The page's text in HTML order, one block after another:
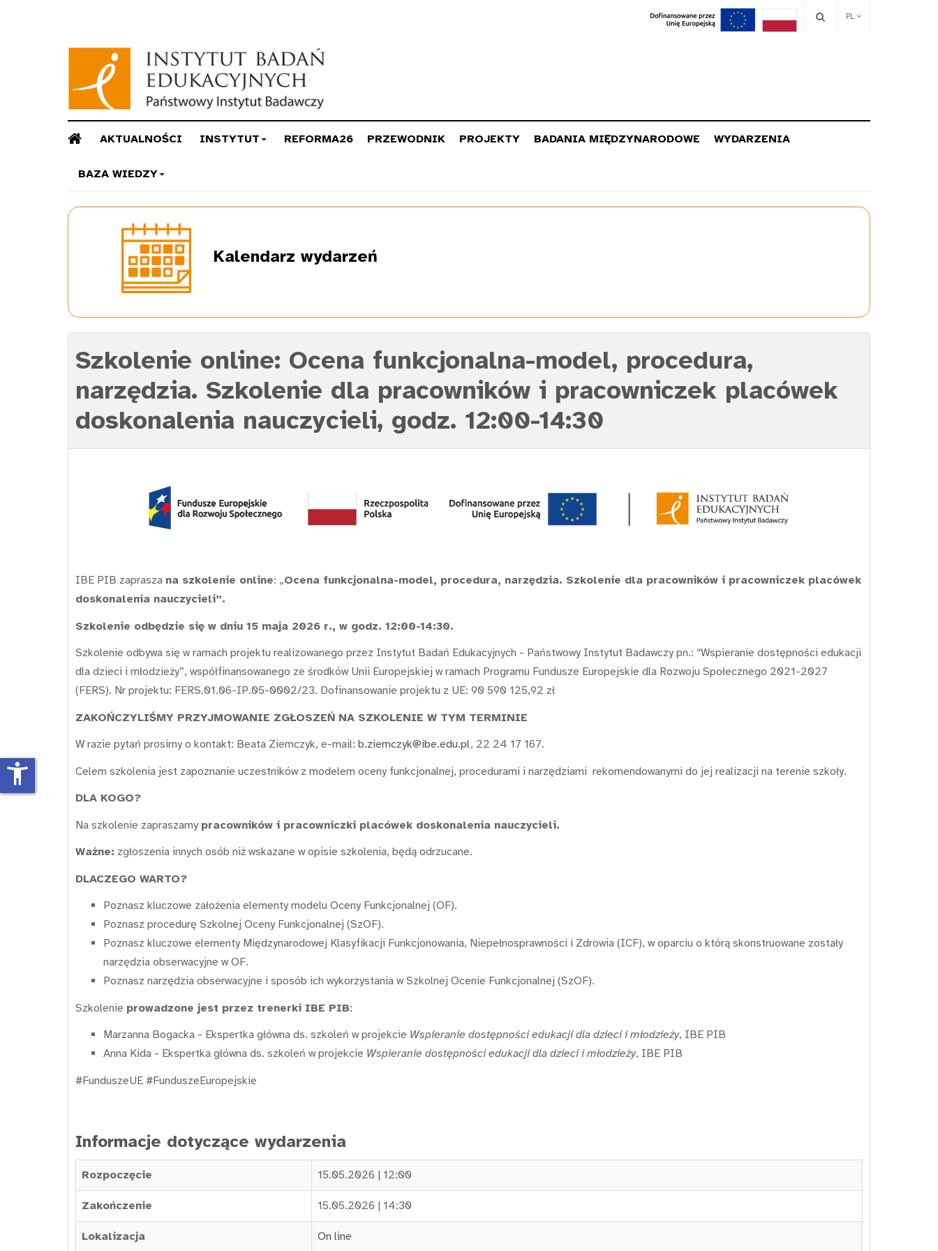
PL
AKTUALNOŚCI INSTYTUT REFORMA26 PRZEWODNIK PROJEKTY BADANIA MIĘDZYNARODOWE WYDARZENIA
BAZA WIEDZY
Kalendarz wydarzeń
Szkolenie online: Ocena funkcjonalna-model, procedura,
narzędzia. Szkolenie dla pracowników i pracowniczek placówek
doskonalenia nauczycieli, godz. 12:00-14:30
IBE PIB zaprasza na szkolenie online: „Ocena funkcjonalna-model, procedura, narzędzia. Szkolenie dla pracowników i pracowniczek placówek
doskonalenia nauczycieli”.
Szkolenie odbędzie się w dniu 15 maja 2026 r., w godz. 12:00-14:30.
Szkolenie odbywa się w ramach projektu realizowanego przez Instytut Badań Edukacyjnych - Państwowy Instytut Badawczy pn.: “Wspieranie dostępności edukacji
dla dzieci i młodzieży”, współfinansowanego ze środków Unii Europejskiej w ramach Programu Fundusze Europejskie dla Rozwoju Społecznego 2021-2027
(FERS). Nr projektu: FERS.01.06-IP.05-0002/23. Dofinansowanie projektu z UE: 90 590 125,92 zł
ZAKOŃCZYLIŚMY PRZYJMOWANIE ZGŁOSZEŃ NA SZKOLENIE W TYM TERMINIE
W razie pytań prosimy o kontakt: Beata Ziemczyk, e-mail: b.ziemczyk@ibe.edu.pl, 22 24 17 167.
Celem szkolenia jest zapoznanie uczestników z modelem oceny funkcjonalnej, procedurami i narzędziami rekomendowanymi do jej realizacji na terenie szkoły.
DLA KOGO?
Na szkolenie zapraszamy pracowników i pracowniczki placówek doskonalenia nauczycieli.
Ważne: zgłoszenia innych osób niż wskazane w opisie szkolenia, będą odrzucane.
DLACZEGO WARTO?
Poznasz kluczowe założenia elementy modelu Oceny Funkcjonalnej (OF).
Poznasz procedurę Szkolnej Oceny Funkcjonalnej (SzOF).
Poznasz kluczowe elementy Międzynarodowej Klasyfikacji Funkcjonowania, Niepełnosprawności i Zdrowia (ICF), w oparciu o którą skonstruowane zostały
narzędzia obserwacyjne w OF.
Poznasz narzędzia obserwacyjne i sposób ich wykorzystania w Szkolnej Ocenie Funkcjonalnej (SzOF).
Szkolenie prowadzone jest przez trenerki IBE PIB:
Marzanna Bogacka - Ekspertka główna ds. szkoleń w projekcie Wspieranie dostępności edukacji dla dzieci i młodzieży, IBE PIB
Anna Kida - Ekspertka główna ds. szkoleń w projekcie Wspieranie dostępności edukacji dla dzieci i młodzieży, IBE PIB
#FunduszeUE #FunduszeEuropejskie
Informacje dotyczące wydarzenia
Rozpoczęcie 15.05.2026 | 12:00
Zakończenie 15.05.2026 | 14:30
Lokalizacja On line
accessibility_new